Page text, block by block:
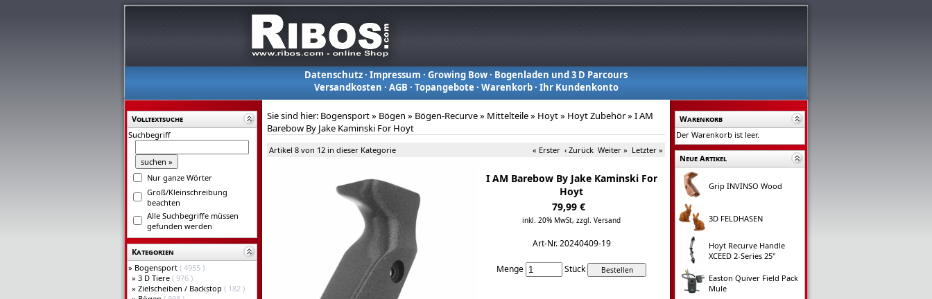
Datenschutz· Impressum · Growing Bow· Bogenladen und 3 D Parcours
Versandkosten · AGB · Topangebote · Warenkorb· Ihr Kundenkonto
Volltextsuche
Suchbegriff
Nur ganze Wörter
Groß/Kleinschreibung
beachten
Alle Suchbegriffe müssen
gefunden werden
Kategorien
» Bogensport ( 4955 )
» 3 D Tiere ( 976 )
» Zielscheiben / Backstop ( 182 )
Sie sind hier: Bogensport» Bögen » Bögen-Recurve» Mittelteile» Hoyt» Hoyt Zubehör» I AM
Barebow By Jake Kaminski For Hoyt
Artikel 8 von 12 in dieser Kategorie « Erster ‹ Zurück Weiter » Letzter »
I AM Barebow By Jake Kaminski For
Hoyt
79,99 €
inkl. 20% MwSt, zzgl. Versand
Art-Nr. 20240409-19
Menge Stück
Warenkorb
Der Warenkorb ist leer.
Neue Artikel
Grip INVINSO Wood
3D FELDHASEN
Hoyt Recurve Handle
XCEED 2-Series 25"
Easton Quiver Field Pack
Mule